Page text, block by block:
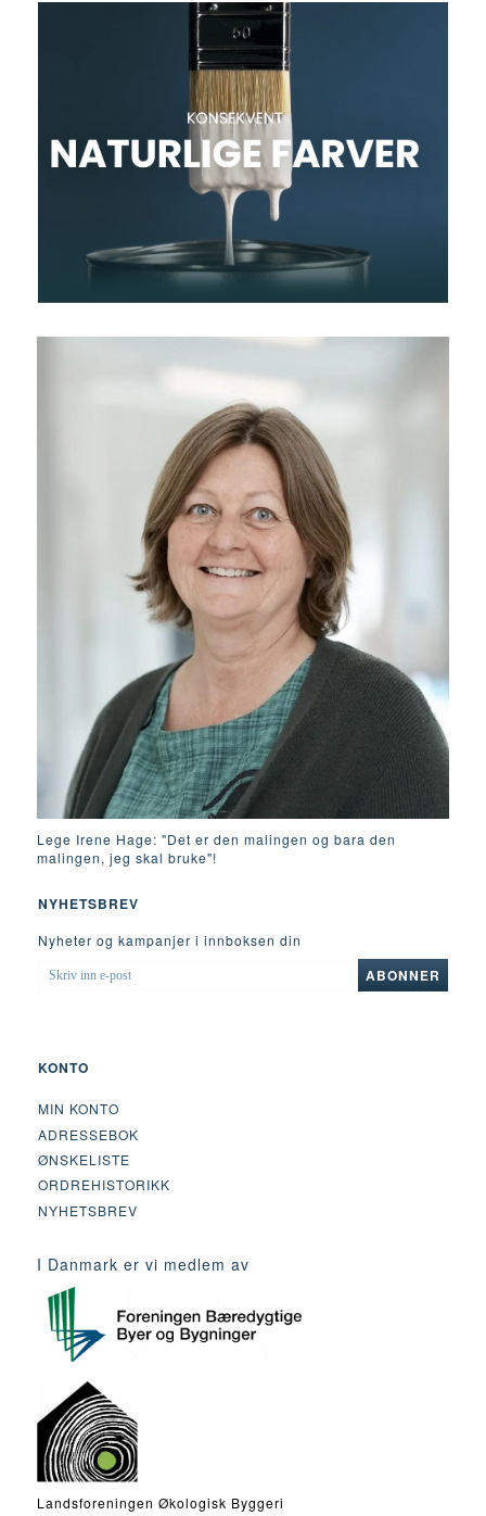
Lege Irene Hage: "Det er den malingen og bara den
malingen, jeg skal bruke"!
NYHETSBREV
Nyheter og kampanjer i innboksen din
SKRIV
INN
ABONNER
KONTO
MIN KONTO
ADRESSEBOK
ØNSKELISTE
ORDREHISTORIKK
NYHETSBREV
I Danmark er vi medlem av
Landsforeningen Økologisk Byggeri